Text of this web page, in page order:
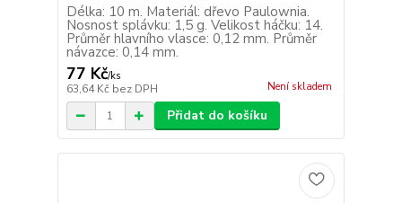
Délka: 10 m. Materiál: dřevo Paulownia.
Nosnost splávku: 1,5 g. Velikost háčku: 14.
Průměr hlavního vlasce: 0,12 mm. Průměr
návazce: 0,14 mm.
77 Kč/ks
63,64 Kč bez DPH Není skladem
Přidat do košíku